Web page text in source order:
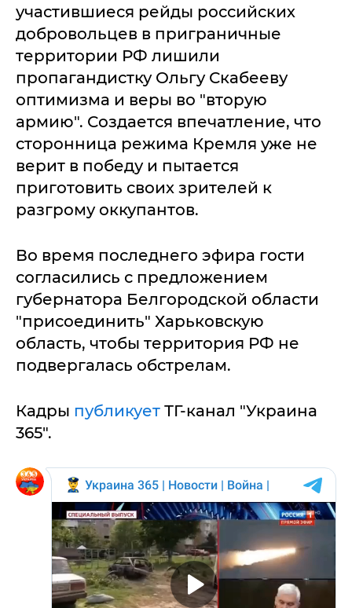
участившиеся рейды российских
добровольцев в приграничные
территории РФ лишили
пропагандистку Ольгу Скабееву
оптимизма и веры во "вторую
армию". Создается впечатление, что
сторонница режима Кремля уже не
верит в победу и пытается
приготовить своих зрителей к
разгрому оккупантов.
Во время последнего эфира гости
согласились с предложением
губернатора Белгородской области
"присоединить" Харьковскую
область, чтобы территория РФ не
подвергалась обстрелам.
Кадры публикует ТГ-канал "Украина
365".